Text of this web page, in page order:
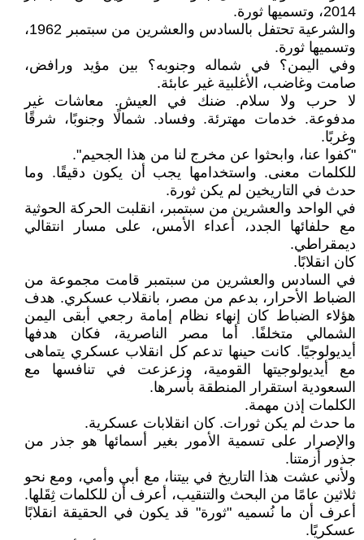
2014، وتسميها ثورة.
والشرعية تحتفل بالسادس والعشرين من سبتمبر 1962،
وتسميها ثورة.
وفي اليمن؟ في شماله وجنوبه؟ بين مؤيد ورافض،
صامت وغاضب، الأغلبية غير عابئة.
لا حرب ولا سلام. ضنك في العيش. معاشات غير
مدفوعة. خدمات مهترئة. وفساد. شمالًا وجنوبًا، شرقًا
وغربًا.
"كفوا عنا، وابحثوا عن مخرج لنا من هذا الجحيم".
للكلمات معنى. واستخدامها يجب أن يكون دقيقًا. وما
حدث في التاريخين لم يكن ثورة.
في الواحد والعشرين من سبتمبر، انقلبت الحركة الحوثية
مع حلفائها الجدد، أعداء الأمس، على مسار انتقالي
ديمقراطي.
كان انقلابًا.
في السادس والعشرين من سبتمبر قامت مجموعة من
الضباط الأحرار، بدعم من مصر، بانقلاب عسكري. هدف
هؤلاء الضباط كان إنهاء نظام إمامة رجعي أبقى اليمن
الشمالي متخلفًا. أما مصر الناصرية، فكان هدفها
أيديولوجيًا. كانت حينها تدعم كل انقلاب عسكري يتماهى
مع أيديولوجيتها القومية، وزعزعت في تنافسها مع
السعودية استقرار المنطقة بأسرها.
الكلمات إذن مهمة.
ما حدث لم يكن ثورات. كان انقلابات عسكرية.
والإصرار على تسمية الأمور بغير أسمائها هو جذر من
جذور أزمتنا.
ولأني عشت هذا التاريخ في بيتنا، مع أبي وأمي، ومع نحو
ثلاثين عامًا من البحث والتنقيب، أعرف أن للكلمات ثِقَلها.
أعرف أن ما نُسميه "ثورة" قد يكون في الحقيقة انقلابًا
عسكريًا.